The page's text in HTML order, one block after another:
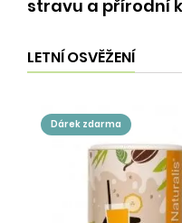
stravu a přírodní
LETNÍ OSVĚŽENÍ
dárek zdarma